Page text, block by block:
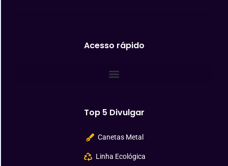
Acesso rápido
Top 5 Divulgar
Canetas Metal
Linha Ecológica